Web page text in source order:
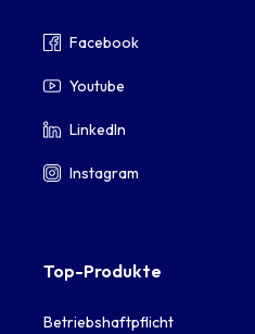
Facebook
Youtube
LinkedIn
Instagram
Top-Produkte
Betriebshaftpflicht